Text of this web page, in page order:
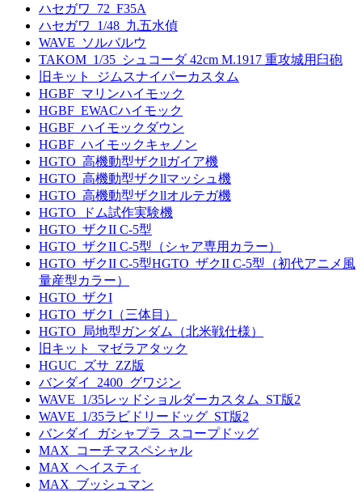
ハセガワ_72_F35A
ハセガワ_1/48_九五水偵
WAVE_ソルバルウ
TAKOM_1/35_シュコーダ 42cm M.1917 重攻城用臼砲
旧キット_ジムスナイパーカスタム
HGBF_マリンハイモック
HGBF_EWACハイモック
HGBF_ハイモックダウン
HGBF_ハイモックキャノン
HGTO_高機動型ザクllガイア機
HGTO_高機動型ザクllマッシュ機
HGTO_高機動型ザクllオルテガ機
HGTO_ドム試作実験機
HGTO_ザクII C-5型
HGTO_ザクII C-5型（シャア専用カラー）
HGTO_ザクII C-5型HGTO_ザクII C-5型（初代アニメ風
量産型カラー）
HGTO_ザクI
HGTO_ザクI（三体目）
HGTO_局地型ガンダム（北米戦仕様）
旧キット_マゼラアタック
HGUC_ズサ_ZZ版
バンダイ_2400_グワジン
WAVE_1/35レッドショルダーカスタム_ST版2
WAVE_1/35ラビドリードッグ_ST版2
バンダイ_ガシャプラ_スコープドッグ
MAX_コーチマスペシャル
MAX_ヘイスティ
MAX_ブッシュマン